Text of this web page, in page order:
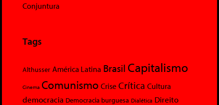
Conjuntura
Tags
Althusser América Latina Brasil Capitalismo
Cinema Comunismo Crise Crítica Cultura
democracia Democracia burguesa Dialética Direito